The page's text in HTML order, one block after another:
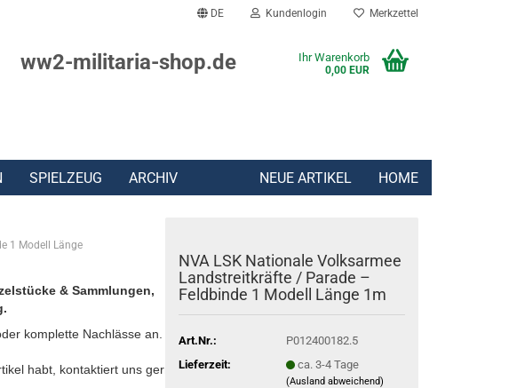
DE Kundenlogin Merkzettel
ww2-militaria-shop.de Ihr Warenkorb
0,00 EUR
SPIELZEUG ARCHIV NEUE ARTIKEL HOME
1 Modell Länge
& Sammlungen,
komplette Nachlässe an.
habt, kontaktiert uns gern:
NVA LSK Nationale Volksarmee
Landstreitkräfte / Parade –
Feldbinde 1 Modell Länge 1m
Art.Nr.:
P012400182.5
Lieferzeit:
ca. 3-4 Tage
(Ausland abweichend)